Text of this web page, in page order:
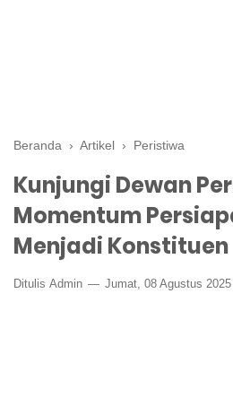
Beranda › Artikel › Peristiwa
Kunjungi Dewan
Momentum
Menjadi Konstituen
Ditulis Admin Jumat, 08 Agustus 2025